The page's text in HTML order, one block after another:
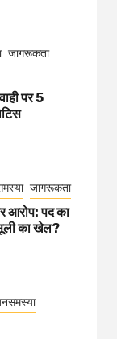
जागरूकता
पर 5
जागरूकता
आरोप: पद का
का खेल?